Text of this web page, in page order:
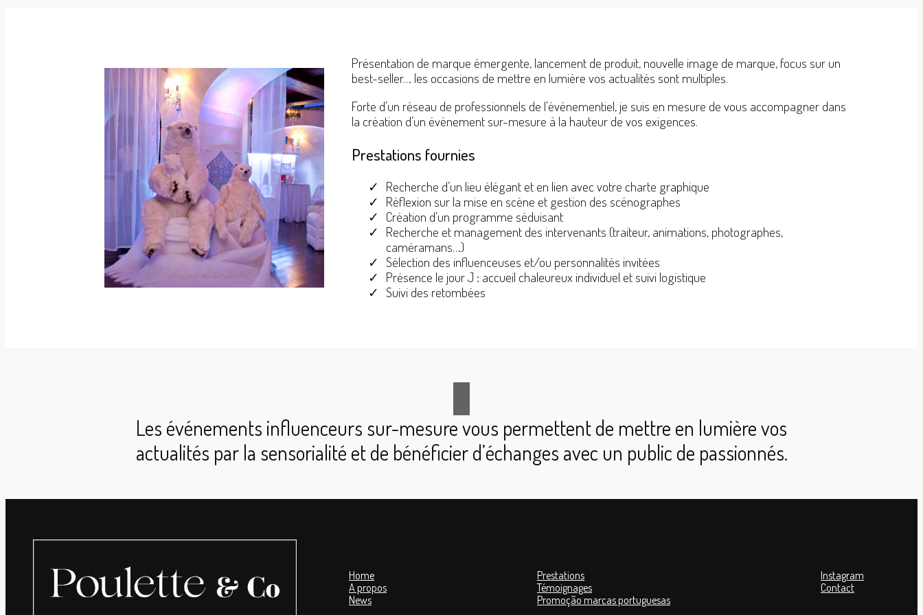
Présentation de marque émergente, lancement de produit, nouvelle image de marque, focus sur un
best-seller… les occasions de mettre en lumière vos actualités sont multiples.
Forte d’un réseau de professionnels de l’événementiel, je suis en mesure de vous accompagner dans
la création d’un événement sur-mesure à la hauteur de vos exigences.
Prestations fournies
Recherche d’un lieu élégant et en lien avec votre charte graphique
Réflexion sur la mise en scène et gestion des scénographes
Création d’un programme séduisant
Recherche et management des intervenants (traiteur, animations, photographes,
caméramans…)
Sélection des influenceuses et/ou personnalités invitées
Présence le jour J : accueil chaleureux individuel et suivi logistique
Suivi des retombées
Les événements influenceurs sur-mesure vous permettent de mettre en lumière vos
actualités par la sensorialité et de bénéficier d’échanges avec un public de passionnés.
Home
A propos
News
Prestations
Témoignages
Promoção marcas portuguesas
Instagram
Contact